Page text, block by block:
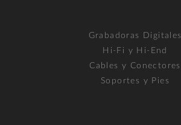
Grabadoras Digitales
Hi-Fi y Hi-End
Cables y Conectores
Soportes y Pies